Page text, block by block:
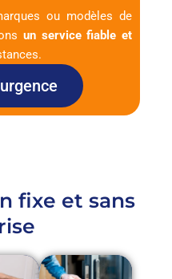
ou modèles de
un service fiable et
fixe et sans